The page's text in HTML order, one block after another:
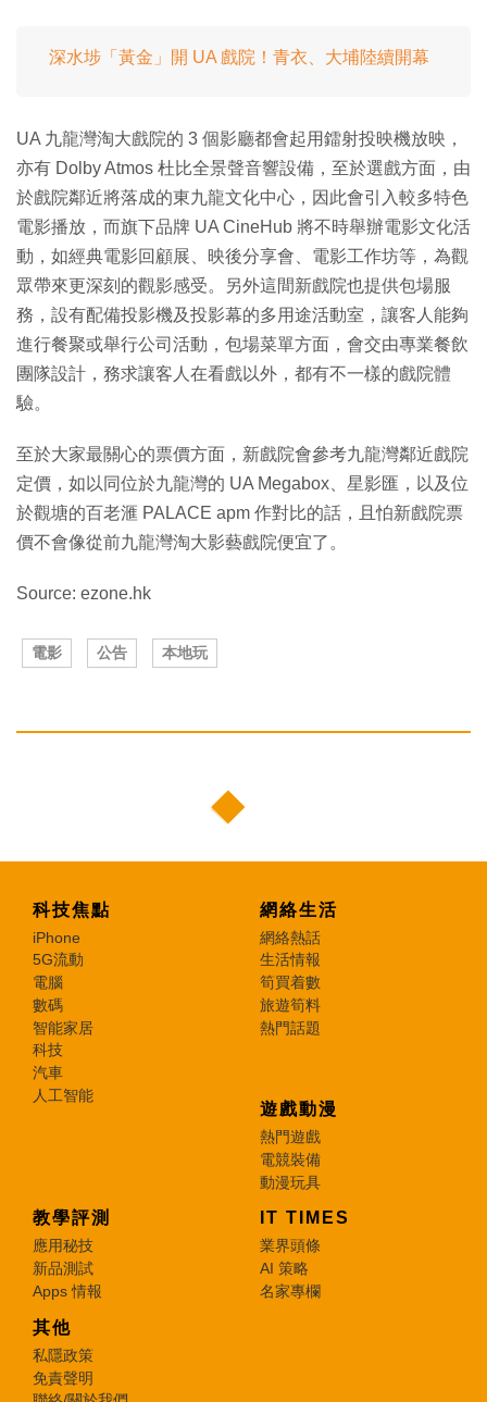
深水埗「黃金」開 UA 戲院！青衣、大埔陸續開幕
UA 九龍灣淘大戲院的 3 個影廳都會起用鐳射投映機放映，
亦有 Dolby Atmos 杜比全景聲音響設備，至於選戲方面，由
於戲院鄰近將落成的東九龍文化中心，因此會引入較多特色
電影播放，而旗下品牌 UA CineHub 將不時舉辦電影文化活
動，如經典電影回顧展、映後分享會、電影工作坊等，為觀
眾帶來更深刻的觀影感受。另外這間新戲院也提供包場服
務，設有配備投影機及投影幕的多用途活動室，讓客人能夠
進行餐聚或舉行公司活動，包場菜單方面，會交由專業餐飲
團隊設計，務求讓客人在看戲以外，都有不一樣的戲院體
驗。
至於大家最關心的票價方面，新戲院會參考九龍灣鄰近戲院
定價，如以同位於九龍灣的 UA Megabox、星影匯，以及位
於觀塘的百老滙 PALACE apm 作對比的話，且怕新戲院票
價不會像從前九龍灣淘大影藝戲院便宜了。
Source: ezone.hk
電影 公告 本地玩
科技焦點
iPhone
5G流動
電腦
數碼
智能家居
科技
汽車
人工智能
網絡生活
網絡熱話
生活情報
筍買着數
旅遊筍料
熱門話題
遊戲動漫
熱門遊戲
電競裝備
動漫玩具
教學評測
應用秘技
新品測試
Apps 情報
IT TIMES
業界頭條
AI 策略
名家專欄
其他
私隱政策
免責聲明